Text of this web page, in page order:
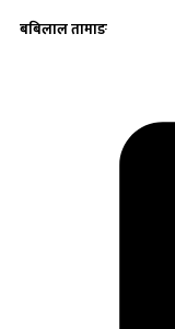
बबिलाल तामाङ